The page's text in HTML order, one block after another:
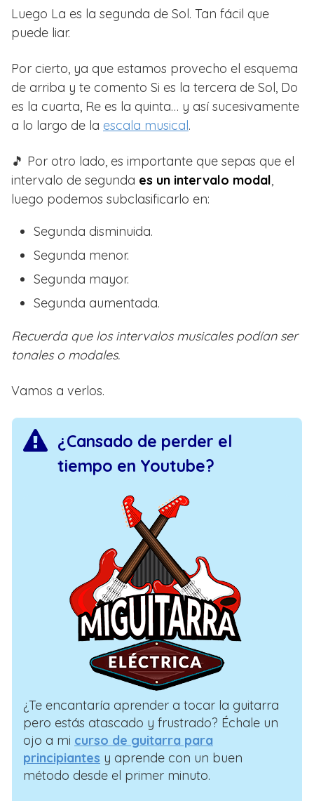
Luego La es la segunda de Sol. Tan fácil que
puede liar.
Por cierto, ya que estamos provecho el esquema
de arriba y te comento Si es la tercera de Sol, Do
es la cuarta, Re es la quinta… y así sucesivamente
a lo largo de la escala musical.
🎵 Por otro lado, es importante que sepas que el
intervalo de segunda es un intervalo modal,
luego podemos subclasificarlo en:
Segunda disminuida.
Segunda menor.
Segunda mayor.
Segunda aumentada.
Recuerda que los intervalos musicales podían ser
tonales o modales.
Vamos a verlos.
¿Cansado de perder el
tiempo en Youtube?
¿Te encantaría aprender a tocar la guitarra
pero estás atascado y frustrado? Échale un
ojo a mi curso de guitarra para
principiantes y aprende con un buen
método desde el primer minuto.